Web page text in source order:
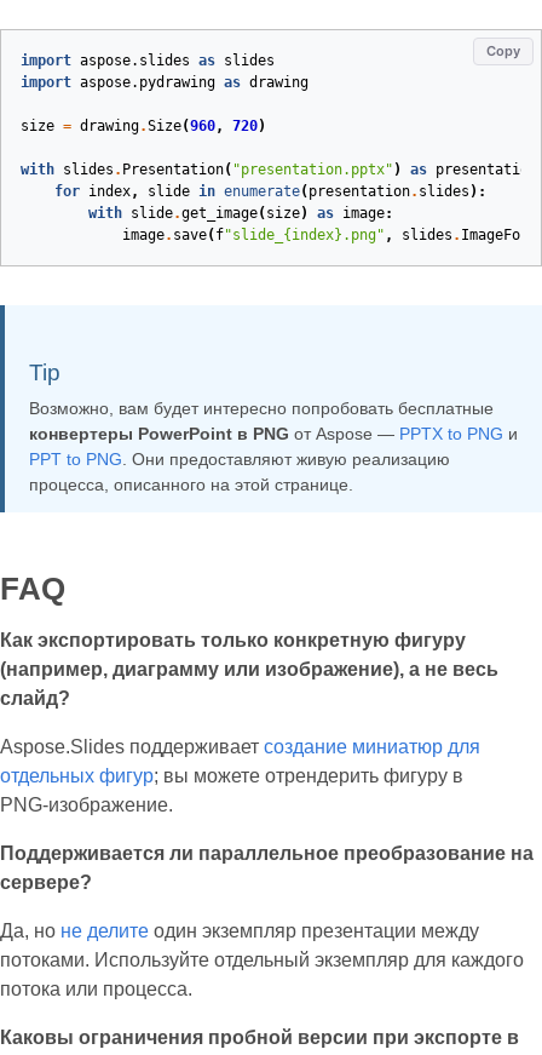
Copy
import aspose.slides as slides
import aspose.pydrawing as drawing
size = drawing.Size(960, 720)
with slides . Presentation( "presentation.pptx" ) as presentation
for index, slide in enumerate( presentation. slides ):
with slide.get_image( size) as image:
image. save( f"slide_ {index} .png" , slides .
Tip
Возможно, вам будет интересно попробовать бесплатные
конвертеры PowerPoint в PNG от Aspose — PPTX to PNG и
PPT to PNG . Они предоставляют живую реализацию
процесса, описанного на этой странице.
FAQ
Как экспортировать только конкретную фигуру
(например, диаграмму или изображение), а не весь
слайд?
Aspose.Slides поддерживает создание миниатюр для
отдельных фигур; вы можете отрендерить фигуру в
PNG‑изображение.
Поддерживается ли параллельное преобразование на
сервере?
Да, но не делите один экземпляр презентации между
потоками. Используйте отдельный экземпляр для каждого
потока или процесса.
Каковы ограничения пробной версии при экспорте в